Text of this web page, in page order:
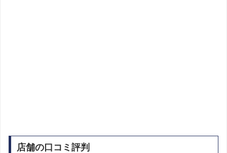
店舗の口コミ評判